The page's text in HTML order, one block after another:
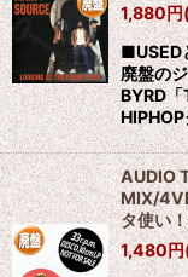
1,880円
■USED
廃盤の
BYRD
AUDIO
MIX/
タ使い
1,480円